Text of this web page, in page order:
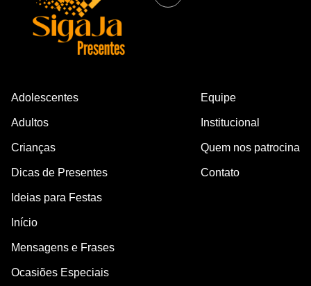
Adolescentes
Adultos
Crianças
Dicas de Presentes
Ideias para Festas
Início
Mensagens e Frases
Ocasiões Especiais
Equipe
Institucional
Quem nos patrocina
Contato